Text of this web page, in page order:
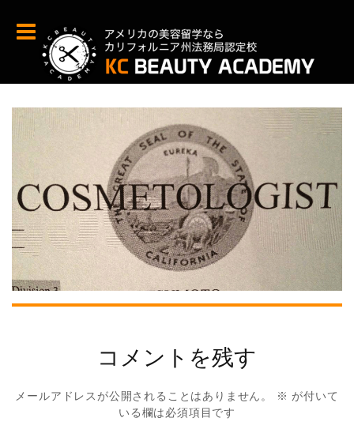
コメントを残す
メールアドレスが公開されることはありません。 ※ が付いて
いる欄は必須項目です